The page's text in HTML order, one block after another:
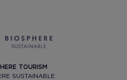
TOURISM
SUSTAINABLE